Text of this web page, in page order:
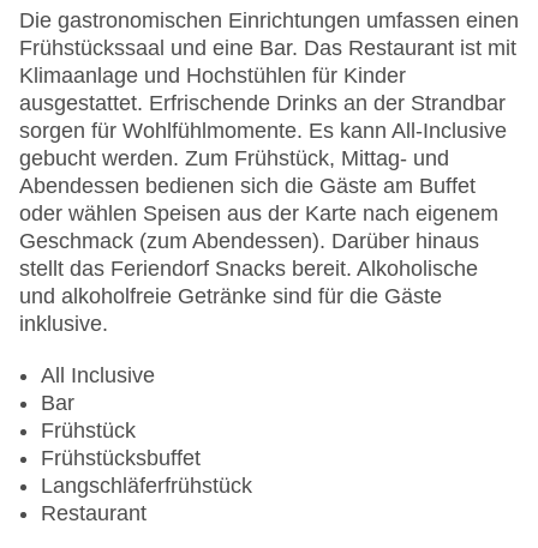
Gesamtanzahl der Stockwerke: 3
Gesamtanzahl der Zimmer: 189
Pools:Kinderbecken, Indoor Pool, Outdoor Pool,
Sonnenschirme am Pool, Liegen am Pool,
Wasserrutsche
Zahlungsarten: Mastercard, Visa
Landeskategorie: 4 Sterne
Die gastronomischen Einrichtungen umfassen einen
Frühstückssaal und eine Bar. Das Restaurant ist mit
Klimaanlage und Hochstühlen für Kinder
ausgestattet. Erfrischende Drinks an der Strandbar
sorgen für Wohlfühlmomente. Es kann All-Inclusive
gebucht werden. Zum Frühstück, Mittag- und
Abendessen bedienen sich die Gäste am Buffet
oder wählen Speisen aus der Karte nach eigenem
Geschmack (zum Abendessen). Darüber hinaus
stellt das Feriendorf Snacks bereit. Alkoholische
und alkoholfreie Getränke sind für die Gäste
inklusive.
All Inclusive
Bar
Frühstück
Frühstücksbuffet
Langschläferfrühstück
Restaurant